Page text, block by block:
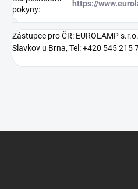
pokyny:
https://
Zástupce pro ČR: EUROLAMP
Slavkov u Brna, Tel: +420 545 215